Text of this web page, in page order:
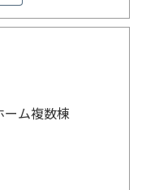
ーム複数棟